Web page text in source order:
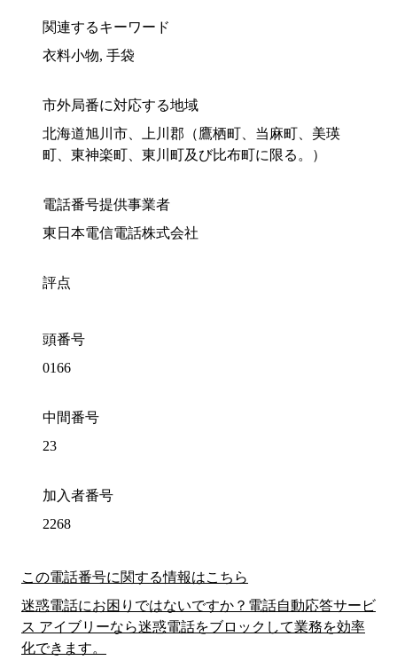
関連するキーワード
衣料小物, 手袋
市外局番に対応する地域
北海道旭川市、上川郡（鷹栖町、当麻町、美瑛
町、東神楽町、東川町及び比布町に限る。）
電話番号提供事業者
東日本電信電話株式会社
評点
頭番号
0166
中間番号
23
加入者番号
2268
この電話番号に関する情報はこちら
迷惑電話にお困りではないですか？電話自動応答サービ
ス アイブリーなら迷惑電話をブロックして業務を効率
化できます。